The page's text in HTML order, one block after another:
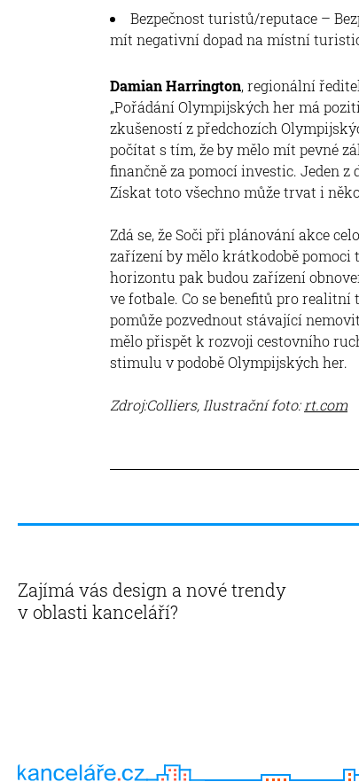
Bezpečnost turistů/reputace –
mít negativní dopad na místní
Damian Harrington, regionální
„Pořádání Olympijských her má
zkušeností z předchozích
počítat s tím, že by mělo mít pevné
finančně za pomocí investic. Jeden
Získat toto všechno může trvat i
Zdá se, že Soči při plánování akce
zařízení by mělo krátkodobě
horizontu pak budou zařízení
ve fotbale. Co se benefitů pro realitní
pomůže pozvednout stávající
mělo přispět k rozvoji cestovního
stimulu v podobě Olympijských her.
Zdroj:Colliers, Ilustrační foto: rt.com
Zajímá vás design a nové trendy
v oblasti kanceláří?